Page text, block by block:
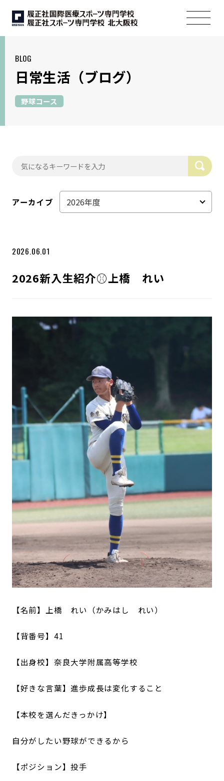
BLOG
日常生活 （ブログ）
野球コース
アーカイブ
2026.06.01
2026新入生紹介⚾️上橋 れい
【名前】上橋 れい（かみはし れい）
【背番号】41
【出身校】奈良大学附属高等学校
【好きな言葉】進歩成長は変化すること
【本校を選んだきっかけ】
自分がしたい野球ができるから
【ポジション】投手